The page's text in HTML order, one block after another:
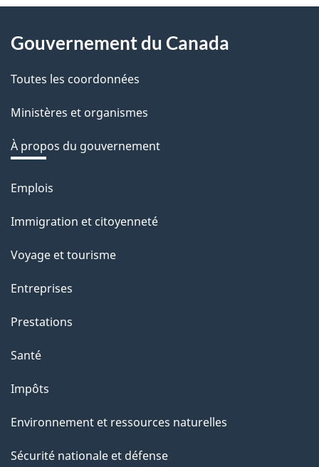
v
o
t
r
r
é
t
r
a
c
i
o
s
u
c
e
About
this
site
Gouvernement du Canada
Toutes les coordonnées
Ministères et organismes
À propos du gouvernement
Thèmes
sujets
Emplois
Immigration et citoyenneté
Voyage et tourisme
Entreprises
Prestations
Santé
Impôts
Environnement et ressources naturelles
Sécurité nationale et défense